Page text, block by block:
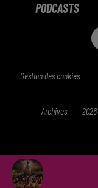
PODCASTS
Gestion des cookies
Archives 2026